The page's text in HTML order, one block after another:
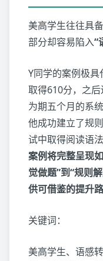
美高学生往往具
部分却容易陷入“
Y同学的案例极
取得610分，之
为期五个月的系
他成功建立了规
试中取得阅读语
案例将完整呈现
觉做题”到“规则
供可借鉴的提升路
关键词：
美高学生、语感